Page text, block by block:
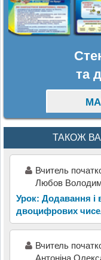
та
ТАКОЖ
Вчитель
Любов
Урок: Додавання і
двоцифрових
Вчитель
Антоніна